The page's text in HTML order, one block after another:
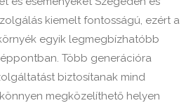
kiemelt fontosságú, ezért a
egyik legmegbízhatóbb
Több generációra
biztosítanak mind
megközelíthető helyen